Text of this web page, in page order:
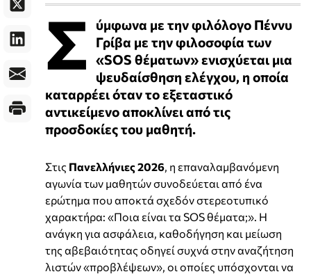
Σ
ύμφωνα με την φιλόλογο Πέννυ
Γρίβα με την φιλοσοφία των
«SOS θέματων» ενισχύεται μια
ψευδαίσθηση ελέγχου, η οποία
καταρρέει όταν το εξεταστικό
αντικείμενο αποκλίνει από τις
προσδοκίες του μαθητή.
Στις Πανελλήνιες 2026 , η επαναλαμβανόμενη
αγωνία των μαθητών συνοδεύεται από ένα
ερώτημα που αποκτά σχεδόν στερεοτυπικό
χαρακτήρα: «Ποια είναι τα SOS θέματα;». Η
ανάγκη για ασφάλεια, καθοδήγηση και μείωση
της αβεβαιότητας οδηγεί συχνά στην αναζήτηση
λιστών «προβλέψεων», οι οποίες υπόσχονται να